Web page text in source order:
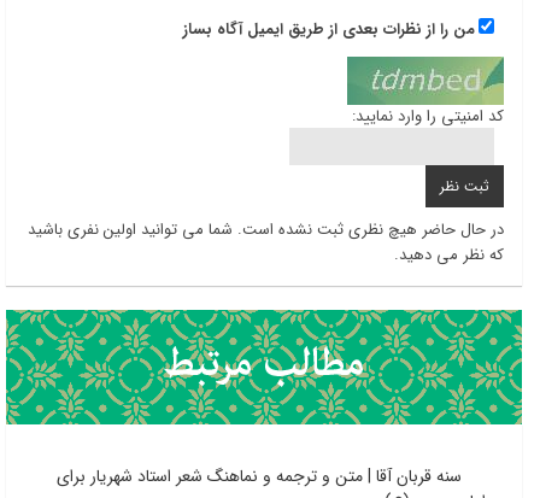
من را از نظرات بعدی از طریق ایمیل آگاه بساز
کد امنیتی را وارد نمایید:
در حال حاضر هیچ نظری ثبت نشده است. شما می توانید اولین نفری باشید
که نظر می دهید.
سنه قربان آقا | متن و ترجمه و نماهنگ شعر استاد شهریار برای